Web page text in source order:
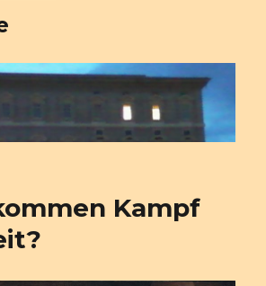
Kampf